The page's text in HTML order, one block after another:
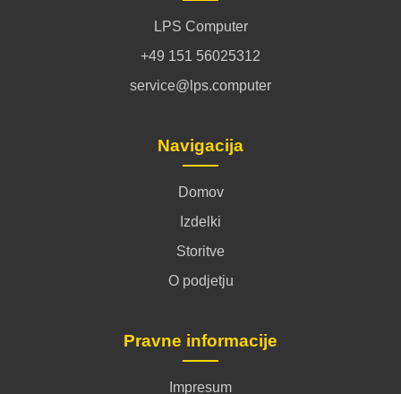
LPS Computer
+49 151 56025312
service@lps.computer
Navigacija
Domov
Izdelki
Storitve
O podjetju
Pravne informacije
Impresum